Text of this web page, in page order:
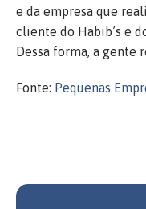
e da empresa que
cliente do Habib’s e
Dessa forma, a gente
Fonte: Pequenas